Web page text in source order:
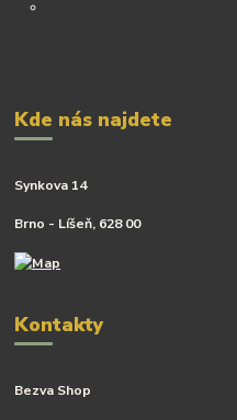
Kde nás najdete
Synkova 14
Brno - Líšeň, 628 00
Kontakty
Bezva Shop